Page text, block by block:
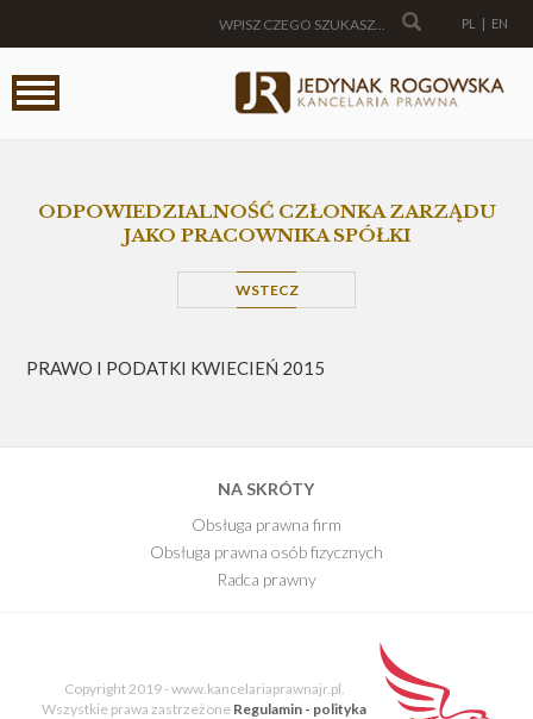
PL | EN
ODPOWIEDZIALNOŚĆ CZŁONKA ZARZĄDU
JAKO PRACOWNIKA SPÓŁKI
WSTECZ
PRAWO I PODATKI KWIECIEŃ 2015
NA SKRÓTY
Obsługa prawna firm
Obsługa prawna osób fizycznych
Radca prawny
Copyright 2019 - www.kancelariaprawnajr.pl.
Wszystkie prawa zastrzeżone Regulamin - polityka